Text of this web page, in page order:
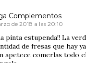
Complementos
de 2018 a las 20:10
pinta estupenda!! La
de fresas que hay
apetece comerlas todo